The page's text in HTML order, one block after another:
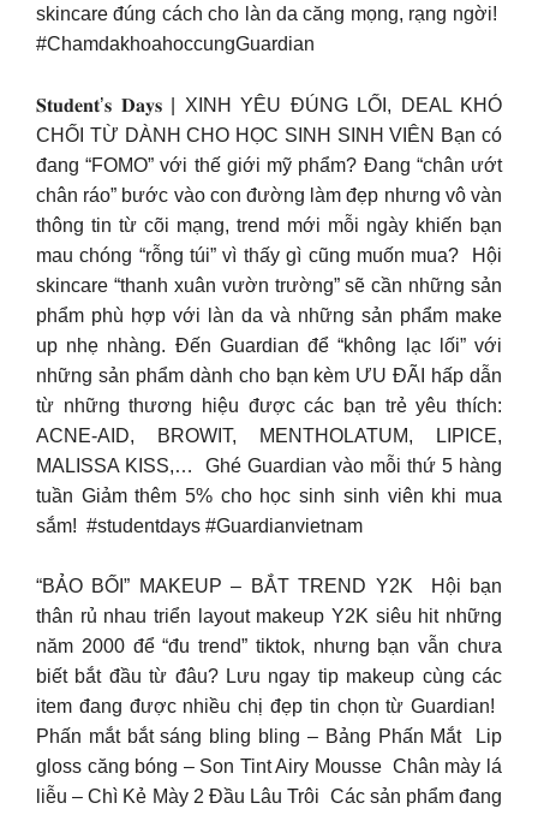
skincare đúng cách cho làn da căng mọng, rạng ngời! ​
#ChamdakhoahoccungGuardian​
𝐒𝐭𝐮𝐝𝐞𝐧𝐭’𝐬 𝐃𝐚𝐲𝐬 | XINH YÊU ĐÚNG LỐI, DEAL KHÓ
CHỐI TỪ DÀNH CHO HỌC SINH SINH VIÊN Bạn có
đang “FOMO” với thế giới mỹ phẩm? Đang “chân ướt
chân ráo” bước vào con đường làm đẹp nhưng vô vàn
thông tin từ cõi mạng, trend mới mỗi ngày khiến bạn
mau chóng “rỗng túi” vì thấy gì cũng muốn mua? ​ Hội
skincare “thanh xuân vườn trường” sẽ cần những sản
phẩm phù hợp với làn da và những sản phẩm make
up nhẹ nhàng. Đến Guardian để “không lạc lối” với
những sản phẩm dành cho bạn kèm ƯU ĐÃI hấp dẫn
từ những thương hiệu được các bạn trẻ yêu thích:
ACNE-AID, BROWIT, MENTHOLATUM, LIPICE,
MALISSA KISS,… ​ Ghé Guardian vào mỗi thứ 5 hàng
tuần Giảm thêm 5% cho học sinh sinh viên khi mua
sắm! ​ #studentdays #Guardianvietnam
“BẢO BỐI” MAKEUP – BẮT TREND Y2K ​ Hội bạn
thân rủ nhau triển layout makeup Y2K siêu hit những
năm 2000 để “đu trend” tiktok, nhưng bạn vẫn chưa
biết bắt đầu từ đâu?​ Lưu ngay tip makeup cùng các
item đang được nhiều chị đẹp tin chọn từ Guardian! ​
Phấn mắt bắt sáng bling bling – Bảng Phấn Mắt ​ Lip
gloss căng bóng – Son Tint Airy Mousse ​ Chân mày lá
liễu – Chì Kẻ Mày 2 Đầu Lâu Trôi ​ Các sản phẩm đang